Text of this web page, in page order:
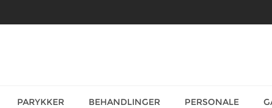
PARYKKER BEHANDLINGER PERSONALE